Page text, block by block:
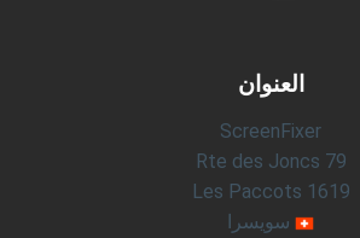
العنوان
ScreenFixer
Rte des Joncs 79
1619 Les Paccots
سويسرا